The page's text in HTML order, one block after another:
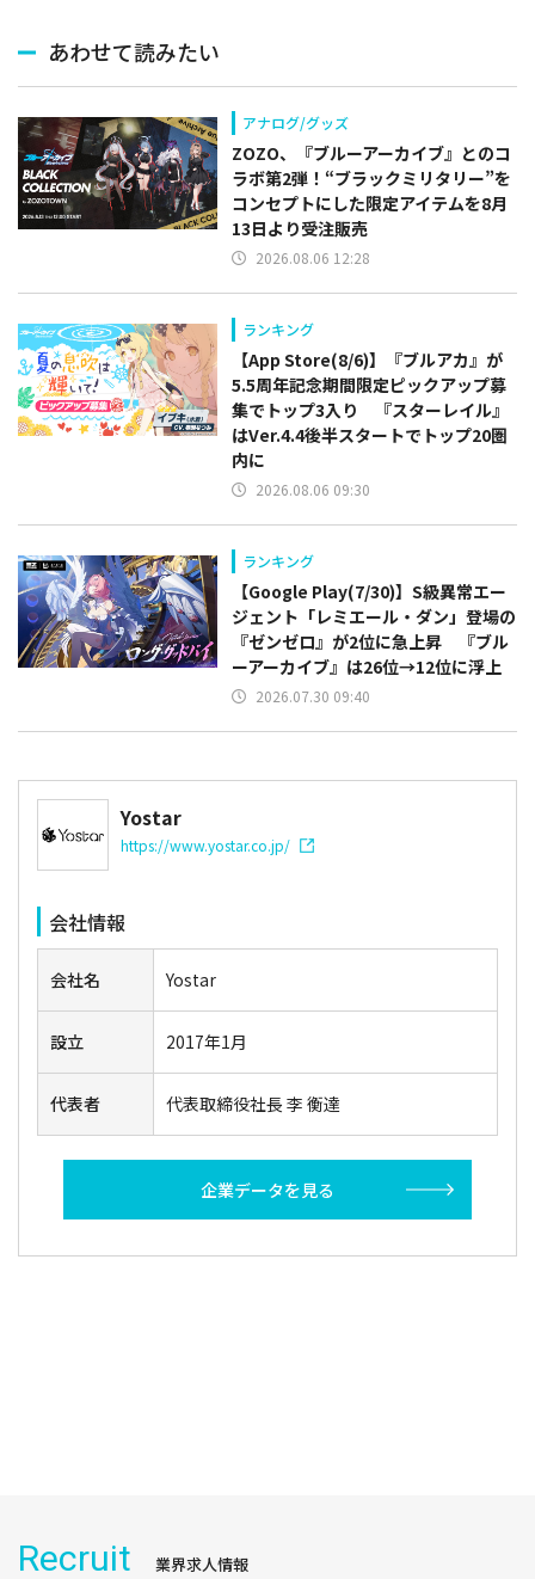
あわせて読みたい
アナログ/グッズ
ZOZO、『ブルーアーカイブ』とのコ
ラボ第2弾！“ブラックミリタリー”を
コンセプトにした限定アイテムを8月
13日より受注販売
2026.08.06 12:28
ランキング
【App Store(8/6)】『ブルアカ』が
5.5周年記念期間限定ピックアップ募
集でトップ3入り 『スターレイル』
はVer.4.4後半スタートでトップ20圏
内に
2026.08.06 09:30
ランキング
【Google Play(7/30)】S級異常エー
ジェント「レミエール・ダン」登場の
『ゼンゼロ』が2位に急上昇 『ブル
ーアーカイブ』は26位→12位に浮上
2026.07.30 09:40
Yostar
https://www.yostar.co.jp/
会社情報
会社名 Yostar
設立 2017年1月
代表者 代表取締役社長 李 衡達
企業データを見る
Recruit 業界求人情報